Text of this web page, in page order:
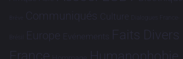
Brève Communiqués Culture Dialogues France-
Brésil Europe Evénements Faits Divers
Humanophobie